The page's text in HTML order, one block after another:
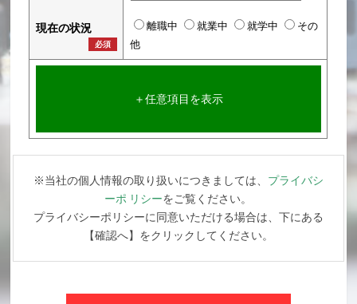
現在の状況
必須
離職中 就業中 就学中
その
他
＋任意項目を表示
※当社の個人情報の取り扱いにつきましては、 プライバシ
ーポ リシーをご覧ください。
プライバシーポリシーに同意いただける場合は、下にある
【確認へ】をクリックしてください。